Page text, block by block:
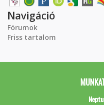
Navigáció
Fórumok
Friss tartalom